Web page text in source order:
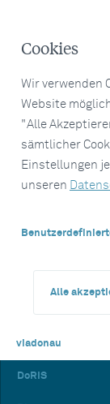
Cookies
Wir verwenden
Website
"Alle
sämtlicher
Einstellungen
unseren
Alle
viadonau
DoRIS